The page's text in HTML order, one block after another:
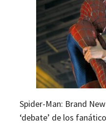
Spider-Man: Brand
‘debate’ de los